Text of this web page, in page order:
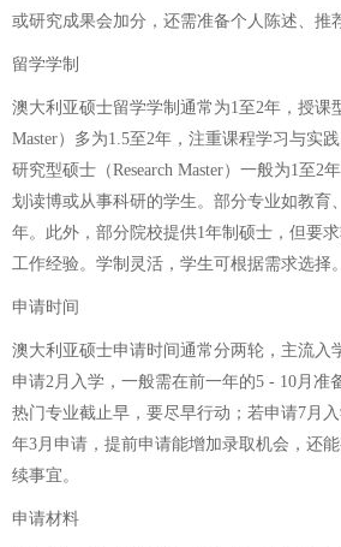
或研究成果会加分，还需准备个人陈述、推
留学学制
澳大利亚硕士留学学制通常为1至2年，授课
Master）多为1.5至2年，注重课程学习与实
研究型硕士（Research Master）一般为1至2
划读博或从事科研的学生。部分专业如教育
年。此外，部分院校提供1年制硕士，但要
工作经验。学制灵活，学生可根据需求选择。
申请时间
澳大利亚硕士申请时间通常分两轮，主流入
申请2月入学，一般需在前一年的5 - 10月准
热门专业截止早，要尽早行动；若申请7月
年3月申请，提前申请能增加录取机会，还
续事宜。
申请材料